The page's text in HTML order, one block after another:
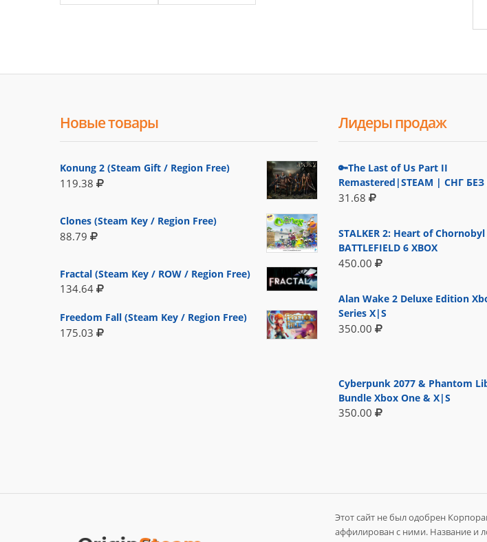
Новые товары
Konung 2 (Steam Gift / Region Free)
119.38
Clones (Steam Key / Region Free)
88.79
Fractal (Steam Key / ROW / Region Free)
134.64
Freedom Fall (Steam Key / Region Free)
175.03
Лидеры продаж
🔑The Last of Us Part II
Remastered|STEAM | СНГ
31.68
STALKER 2: Heart of Chornobyl
BATTLEFIELD 6 XBOX
450.00
Alan Wake 2 Deluxe Edition
Series X|S
350.00
Cyberpunk 2077 & Phantom
Bundle Xbox One & X|S
350.00
Этот сайт не был одобрен
аффилирован с ними. Название и